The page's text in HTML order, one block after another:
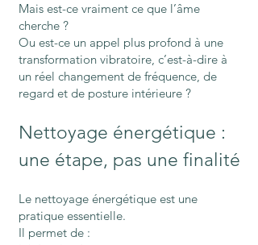
Mais est-ce vraiment ce que l’âme
cherche ?
Ou est-ce un appel plus profond à une
transformation vibratoire, c’est-à-dire à
un réel changement de fréquence, de
regard et de posture intérieure ?
Nettoyage énergétique :
une étape, pas une finalité
Le nettoyage énergétique est une
pratique essentielle.
Il permet de :